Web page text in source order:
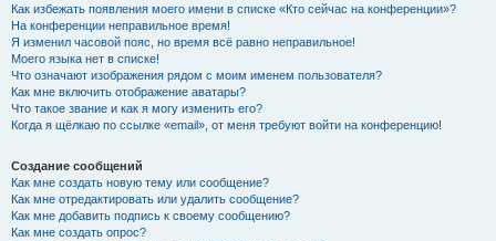
Как избежать появления моего имени в списке «Кто сейчас на конференции»?
На конференции неправильное время!
Я изменил часовой пояс, но время всё равно неправильное!
Моего языка нет в списке!
Что означают изображения рядом с моим именем пользователя?
Как мне включить отображение аватары?
Что такое звание и как я могу изменить его?
Когда я щёлкаю по ссылке «email», от меня требуют войти на конференцию!
Создание сообщений
Как мне создать новую тему или сообщение?
Как мне отредактировать или удалить сообщение?
Как мне добавить подпись к своему сообщению?
Как мне создать опрос?